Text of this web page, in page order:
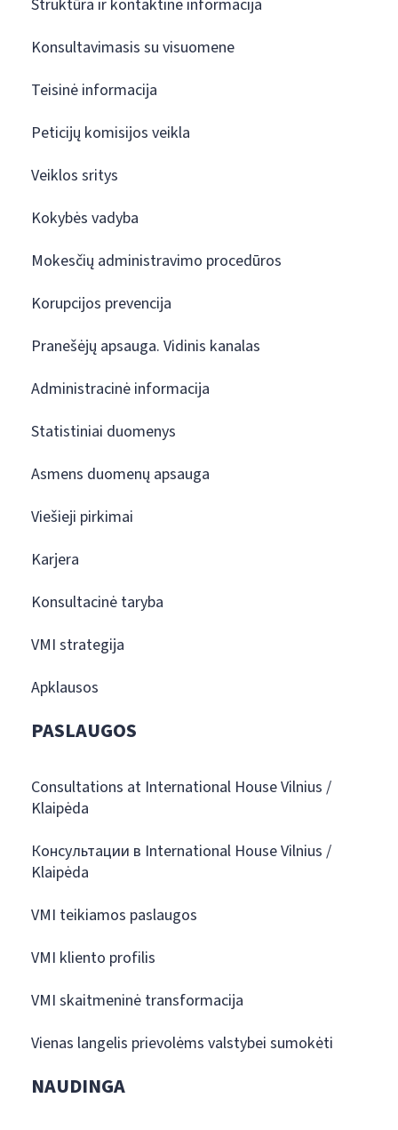
Struktūra ir kontaktinė informacija
Konsultavimasis su visuomene
Teisinė informacija
Peticijų komisijos veikla
Veiklos sritys
Kokybės vadyba
Mokesčių administravimo procedūros
Korupcijos prevencija
Pranešėjų apsauga. Vidinis kanalas
Administracinė informacija
Statistiniai duomenys
Asmens duomenų apsauga
Viešieji pirkimai
Karjera
Konsultacinė taryba
VMI strategija
Apklausos
PASLAUGOS
Consultations at International House Vilnius /
Klaipėda
Консультации в International House Vilnius /
Klaipėda
VMI teikiamos paslaugos
VMI kliento profilis
VMI skaitmeninė transformacija
Vienas langelis prievolėms valstybei sumokėti
NAUDINGA